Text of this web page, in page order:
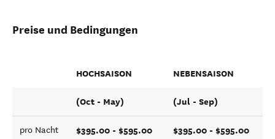
Preise und Bedingungen
HOCHSAISON NEBENSAISON
(Oct - May) (Jul - Sep)
pro Nacht $395.00 - $595.00 $395.00 - $595.00